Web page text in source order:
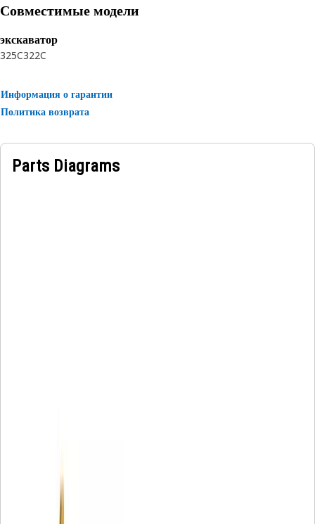
Совместимые модели
экскаватор
325C322C
Информация о гарантии
Политика возврата
Parts Diagrams